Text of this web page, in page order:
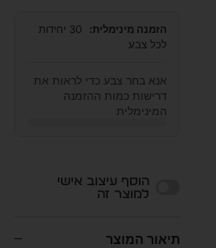
הזמנה מינימלית:
30 יחידות
לכל צבע
אנא בחר צבע כדי לראות את
דרישות כמות ההזמנה
המינימלית
הוסף עיצוב אישי
למוצר זה
תיאור המוצר